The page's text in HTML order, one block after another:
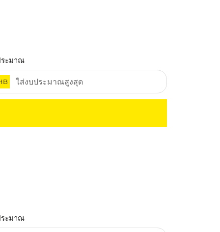
ะมาณ
ะมาณ